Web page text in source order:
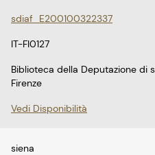
sdiaf_E200100322337
IT-FI0127
Biblioteca della Deputazione di
Firenze
Vedi Disponibilità
siena